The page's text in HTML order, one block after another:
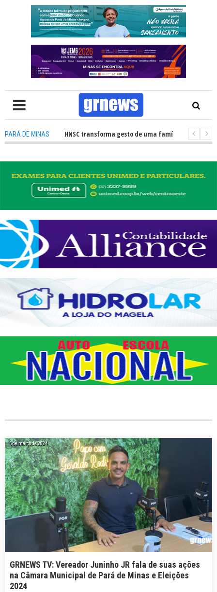
PARÁ DE MINAS
de órgãos no HNSC transforma gesto de uma família em esperança
6 de março de 2024
GRNEWS TV: Vereador Juninho JR fala de suas ações
na Câmara Municipal de Pará de Minas e Eleições
2024